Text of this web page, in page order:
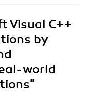
Visual C++
by
world